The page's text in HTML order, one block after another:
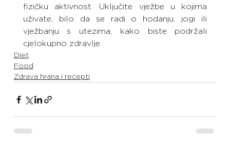
fizičku aktivnost. Uključite vježbe u kojima
uživate, bilo da se radi o hodanju, jogi ili
vježbanju s utezima, kako biste podržali
cjelokupno zdravlje.
Diet
Food
Zdrava hrana i recepti